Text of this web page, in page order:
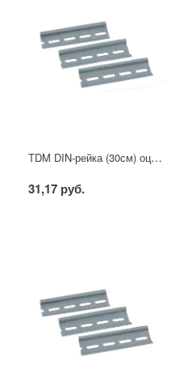
TDM DIN-рейка (30см) оцинкованная
31,17 руб.